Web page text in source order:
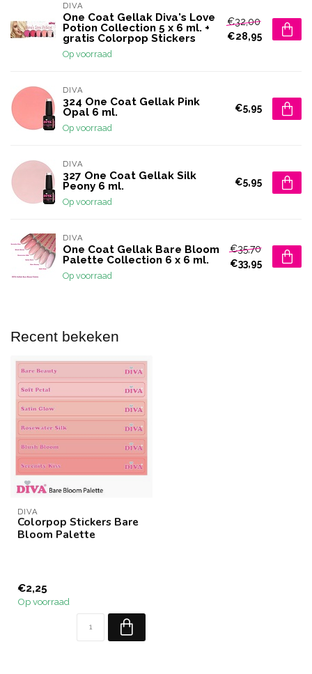
DIVA
One Coat Gellak Diva's Love
Potion Collection 5 x 6 ml. +
gratis Colorpop Stickers
Op voorraad
€32,00
€28,95
DIVA
324 One Coat Gellak Pink
Opal 6 ml.
Op voorraad
€5,95
DIVA
327 One Coat Gellak Silk
Peony 6 ml.
Op voorraad
€5,95
DIVA
One Coat Gellak Bare Bloom
Palette Collection 6 x 6 ml.
Op voorraad
€35,70
€33,95
Recent bekeken
DIVA
Colorpop Stickers Bare
Bloom Palette
€2,25
Op voorraad